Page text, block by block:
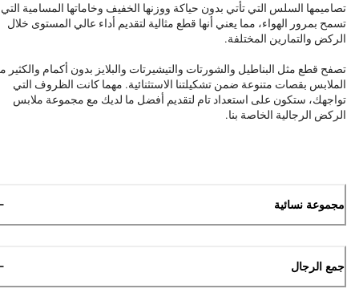
تصاميمها السلس التي تأتي بدون حياكة ووزنها الخفيف وخاماتها المسامية التي
تسمح بمرور الهواء، مما يعني أنها قطع مثالية لتقديم أداء عالي المستوى خلال
الركض والتمارين المختلفة.
تصفح قطع مثل البناطيل والشورتات والتيشيرتات والبلايز بدون أكمام والكثير
الملابس بقصات متنوعة ضمن تشكيلتنا الاستثنائية. مهما كانت الظروف التي
تواجهك، ستكون على استعداد تام لتقديم أفضل ما لديك مع مجموعة ملابس
الركض الرجالية الخاصة بنا.
مجموعة نسائية
جمع الرجال